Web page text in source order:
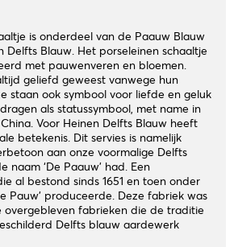
is onderdeel van de Paauw Blauw
Delfts Blauw. Het porseleinen schaaltje
met pauwenveren en bloemen.
geliefd geweest vanwege hun
staan ook symbool voor liefde en geluk
als statussymbool, met name in
Voor Heinen Delfts Blauw heeft
betekenis. Dit servies is namelijk
aan onze voormalige Delfts
naam ‘De Paauw’ had. Een
al bestond sinds 1651 en toen onder
Pauw’ produceerde. Deze fabriek was
overgebleven fabrieken die de traditie
Delfts blauw aardewerk